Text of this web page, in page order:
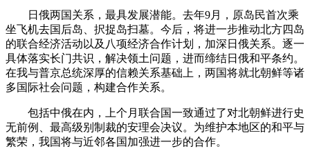
日俄两国关系，最具发展潜能。去年9月，原岛民首次乘
坐飞机去国后岛、択捉岛扫墓。今后，将进一步推动北方四岛
的联合经济活动以及八项经济合作计划，加深日俄关系。逐一
具体落实长门共识，解决领土问题，进而缔结日俄和平条约。
在我与普京总统深厚的信赖关系基础上，两国将就北朝鲜等诸
多国际社会问题，构建合作关系。
包括中俄在内，上个月联合国一致通过了对北朝鲜进行史
无前例、最高级别制裁的安理会决议。为维护本地区的和平与
繁荣，我国将与近邻各国加强进一步的合作。